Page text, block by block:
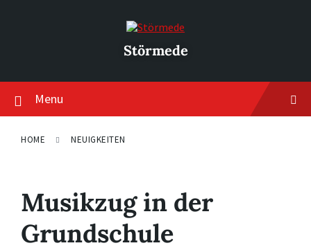
Störmede
Menu
HOME NEUIGKEITEN
Musikzug in der
Grundschule